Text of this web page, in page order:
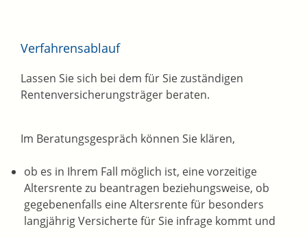
Verfahrensablauf
Lassen Sie sich bei dem für Sie zuständigen
Rentenversicherungsträger beraten.
Im Beratungsgespräch können Sie klären,
ob es in Ihrem Fall möglich ist, eine vorzeitige
Altersrente zu beantragen beziehungsweise, ob
gegebenenfalls eine Altersrente für besonders
langjährig Versicherte für Sie infrage kommt und